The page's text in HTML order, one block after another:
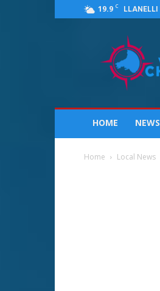
19.9 C LLANELLI
Chronicle
for
Llanelli,
Ceredigion,
HOME NEWS
Home Local News